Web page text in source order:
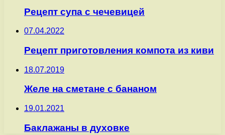
Рецепт супа с чечевицей
07.04.2022
Рецепт приготовления компота из киви
18.07.2019
Желе на сметане с бананом
19.01.2021
Баклажаны в духовке